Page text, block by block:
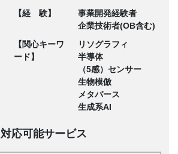
【経 験】
事業開発経験者
企業技術者(OB含む)
【関心キーワ
ード】
リソグラフィ
半導体
（5感）センサー
生物模倣
メタバース
生成系AI
対応可能サービス